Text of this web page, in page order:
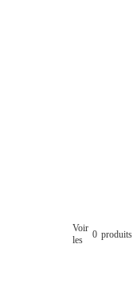
Voir
les
0 produits